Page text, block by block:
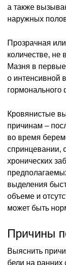
а также
наружных
Прозрачная
количестве, не
Мазня в первые
о интенсивной
гормонального
Кровянистые
причинам –
во время
спринцевании,
хронических
выделения
объеме и
может быть
Причины
Выяснить
бели на ранних